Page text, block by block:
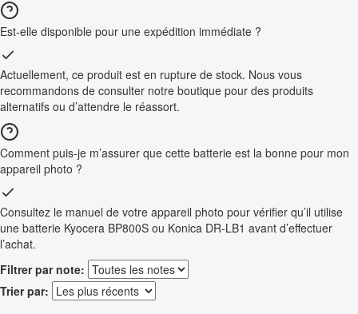
Est-elle disponible pour une expédition immédiate ?
Actuellement, ce produit est en rupture de stock. Nous vous
recommandons de consulter notre boutique pour des produits
alternatifs ou d’attendre le réassort.
Comment puis-je m’assurer que cette batterie est la bonne pour mon
appareil photo ?
Consultez le manuel de votre appareil photo pour vérifier qu’il utilise
une batterie Kyocera BP800S ou Konica DR-LB1 avant d’effectuer
l’achat.
Filtrer par note:
Trier par: